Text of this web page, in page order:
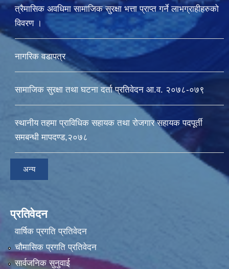
त्रैमासिक अवधिमा सामाजिक सुरक्षा भत्ता प्राप्त गर्ने लाभग्राहीहरुको
विवरण ।
नागरिक वडापत्र
सामाजिक सुरक्षा तथा घटना दर्ता प्रतिवेदन आ.व. २०७८-०७९
स्थानीय तहमा प्राविधिक सहायक तथा रोजगार सहायक पदपूर्ती
समबन्धी मापदण्ड,२०७८
अन्य
प्रतिवेदन
वार्षिक प्रगति प्रतिवेदन
चौमासिक प्रगति प्रतिवेदन
सार्वजनिक सुनुवाई